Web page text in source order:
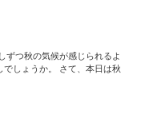
ずつ秋の気候が感じられるよ
でしょうか。 さて、本日は秋